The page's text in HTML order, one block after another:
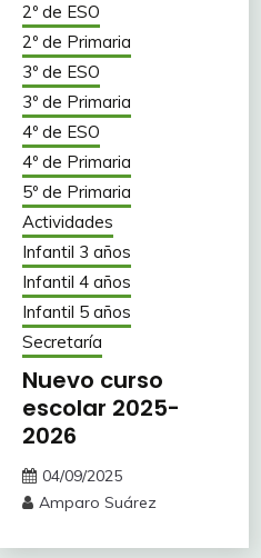
2º de ESO
2º de Primaria
3º de ESO
3º de Primaria
4º de ESO
4º de Primaria
5º de Primaria
Actividades
Infantil 3 años
Infantil 4 años
Infantil 5 años
Secretaría
Nuevo curso
escolar 2025-
2026
04/09/2025
Amparo Suárez